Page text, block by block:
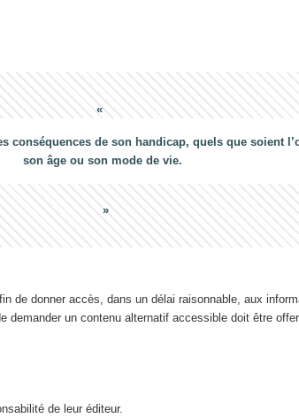
conséquences de son handicap, quels que soient
son âge ou son mode de vie.
de donner accès, dans un délai raisonnable, aux
demander un contenu alternatif accessible doit être
de leur éditeur.